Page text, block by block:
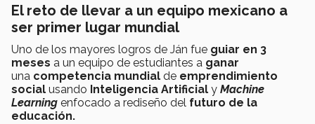
El reto de llevar a un equipo mexicano a
ser primer lugar mundial
Uno de los mayores logros de Ján fue guiar en 3
meses a un equipo de estudiantes a ganar
una competencia mundial de emprendimiento
social usando Inteligencia Artificial y Machine
Learning enfocado a rediseño del futuro de la
educación.